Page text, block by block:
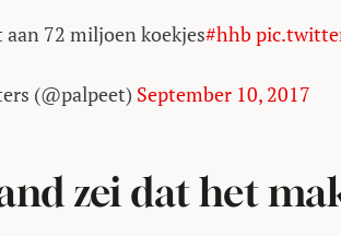
aan 72 miljoen koekjes#hhb
(@palpeet) September 10, 2017
zei dat het